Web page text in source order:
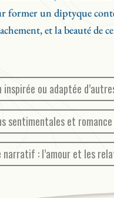
former un diptyque
et la beauté de
inspirée ou adaptée
sentimentales et
narratif : l’amour et les